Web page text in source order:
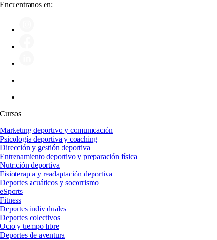
Encuentranos en:
Cursos
Marketing deportivo y comunicación
Psicología deportiva y coaching
Dirección y gestión deportiva
Entrenamiento deportivo y preparación física
Nutrición deportiva
Fisioterapia y readaptación deportiva
Deportes acuáticos y socorrismo
eSports
Fitness
Deportes individuales
Deportes colectivos
Ocio y tiempo libre
Deportes de aventura